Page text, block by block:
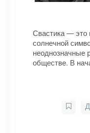
Свастика — это
солнечной
неоднозначные
обществе. В